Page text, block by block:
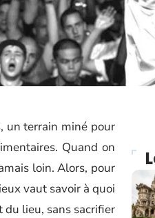
un terrain miné pour
Quand on
loin. Alors, pour
vaut savoir à quoi
du lieu, sans sacrifier